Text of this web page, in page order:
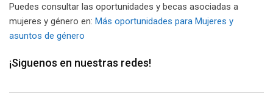
Puedes consultar las oportunidades y becas asociadas a
mujeres y género en: Más oportunidades para Mujeres y
asuntos de género
¡Siguenos en nuestras redes!